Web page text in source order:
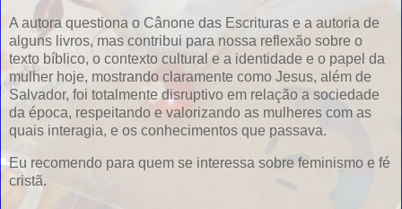
A autora questiona o Cânone das Escrituras e a autoria de
alguns livros, mas contribui para nossa reflexão sobre o
texto bíblico, o contexto cultural e a identidade e o papel da
mulher hoje, mostrando claramente como Jesus, além de
Salvador, foi totalmente disruptivo em relação a sociedade
da época, respeitando e valorizando as mulheres com as
quais interagia, e os conhecimentos que passava.
Eu recomendo para quem se interessa sobre feminismo e fé
cristã.